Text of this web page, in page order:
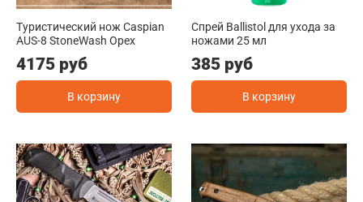
Туристический нож Caspian
AUS-8 StoneWash Орех
4175 руб
В корзину
Спрей Ballistol для ухода за
ножами 25 мл
385 руб
В корзину